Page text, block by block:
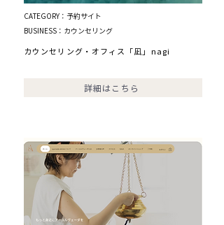
CATEGORY：予約サイト
BUSINESS：カウンセリング
カウンセリング・オフィス「凪」nagi
詳細はこちら